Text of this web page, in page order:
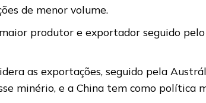
de menor volume.
produtor e exportador seguido
as exportações, seguido pela
minério, e a China tem como política